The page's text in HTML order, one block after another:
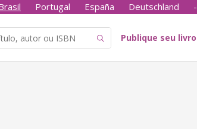
Portugal España Deutschland -
Publique seu livro